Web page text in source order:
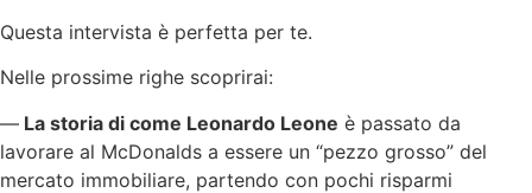
Questa intervista è perfetta per te.
Nelle prossime righe scoprirai:
— La storia di come Leonardo Leone è passato da
lavorare al McDonalds a essere un “pezzo grosso” del
mercato immobiliare, partendo con pochi risparmi